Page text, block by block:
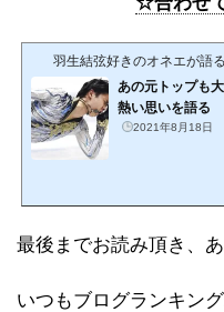
羽生結弦好きのオネエが語
あの元トップも
熱い思いを語る
2021年8月18日
最後までお読み頂き、
いつもブログランキン